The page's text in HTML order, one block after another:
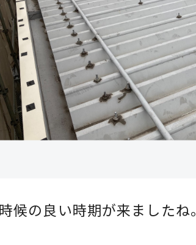
時候の良い時期が来ましたね。